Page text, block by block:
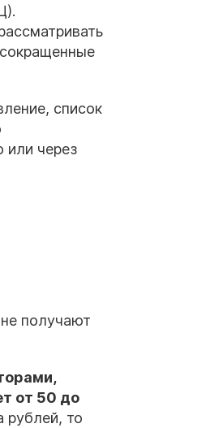
список
или через
получают
от 50 до
рублей, то